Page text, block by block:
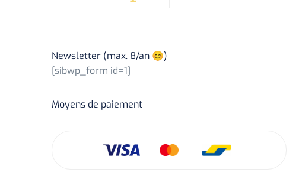
Newsletter (max. 8/an 😊)
[sibwp_form id=1]
Moyens de paiement